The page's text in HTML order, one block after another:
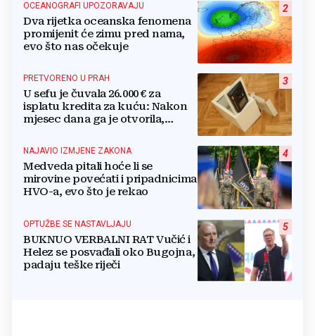
2
OCEANOGRAFI UPOZORAVAJU
Dva rijetka oceanska fenomena
promijenit će zimu pred nama,
evo što nas očekuje
3
PRETVORENO U PRAH
U sefu je čuvala 26.000 € za
isplatu kredita za kuću: Nakon
mjesec dana ga je otvorila,
4
NAJAVIO IZMJENE ZAKONA
Medveda pitali hoće li se
mirovine povećati i pripadnicima
HVO-a, evo što je rekao
5
OPTUŽBE SE NASTAVLJAJU
BUKNUO VERBALNI RAT Vučić i
Helez se posvađali oko Bugojna,
padaju teške riječi